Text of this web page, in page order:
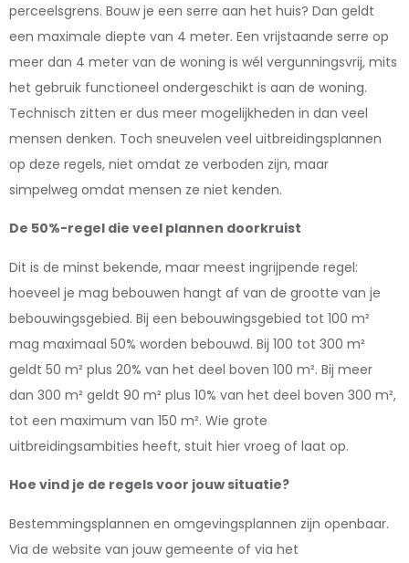
perceelsgrens. Bouw je een serre aan het huis? Dan geldt
een maximale diepte van 4 meter. Een vrijstaande serre op
meer dan 4 meter van de woning is wél vergunningsvrij, mits
het gebruik functioneel ondergeschikt is aan de woning.
Technisch zitten er dus meer mogelijkheden in dan veel
mensen denken. Toch sneuvelen veel uitbreidingsplannen
op deze regels, niet omdat ze verboden zijn, maar
simpelweg omdat mensen ze niet kenden.
De 50%-regel die veel plannen doorkruist
Dit is de minst bekende, maar meest ingrijpende regel:
hoeveel je mag bebouwen hangt af van de grootte van je
bebouwingsgebied. Bij een bebouwingsgebied tot 100 m²
mag maximaal 50% worden bebouwd. Bij 100 tot 300 m²
geldt 50 m² plus 20% van het deel boven 100 m². Bij meer
dan 300 m² geldt 90 m² plus 10% van het deel boven 300 m²,
tot een maximum van 150 m². Wie grote
uitbreidingsambities heeft, stuit hier vroeg of laat op.
Hoe vind je de regels voor jouw situatie?
Bestemmingsplannen en omgevingsplannen zijn openbaar.
Via de website van jouw gemeente of via het